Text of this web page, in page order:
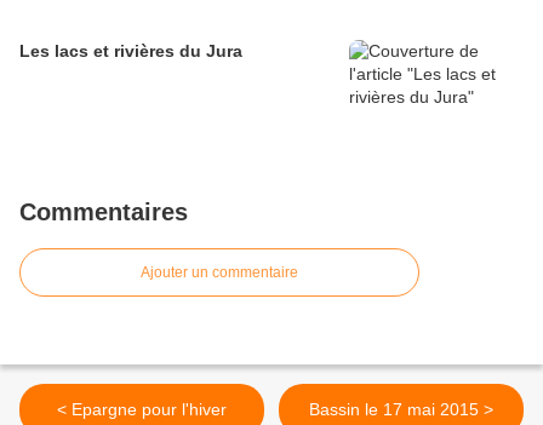
Les lacs et rivières du Jura
Commentaires
Ajouter un commentaire
< Epargne pour l'hiver Bassin le 17 mai 2015 >